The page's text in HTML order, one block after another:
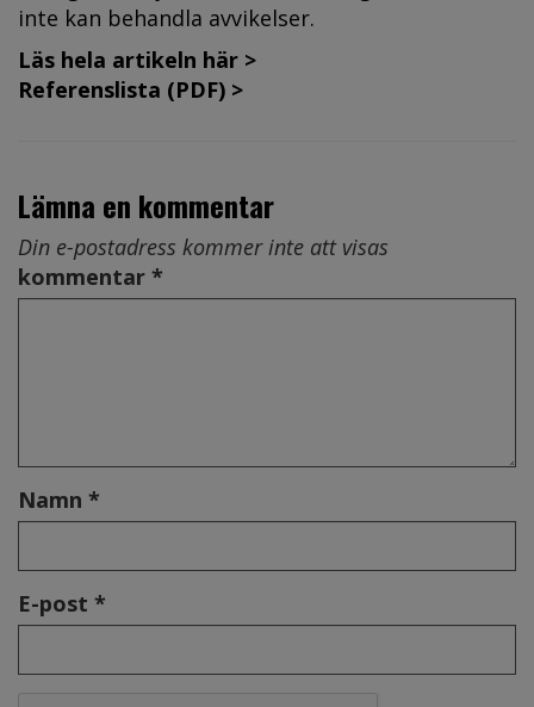
inte kan behandla avvikelser.
Läs hela artikeln här >
Referenslista (PDF) >
Lämna en kommentar
Din e-postadress kommer inte att visas
kommentar *
Namn *
E-post *